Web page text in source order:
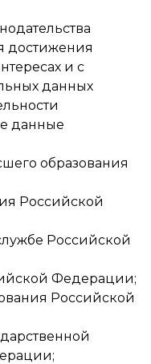
достижения
и с
данных
данные
образования
Российской
Российской
Федерации;
Российской